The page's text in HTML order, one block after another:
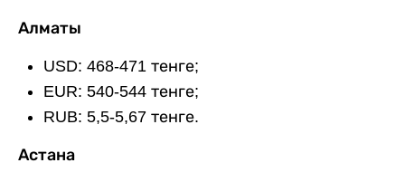
Алматы
USD: 468-471 тенге;
EUR: 540-544 тенге;
RUB: 5,5-5,67 тенге.
Астана